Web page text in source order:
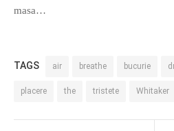
very letters of their titles!
masa…
TAGS air breathe bucurie
placere the tristete Whitaker